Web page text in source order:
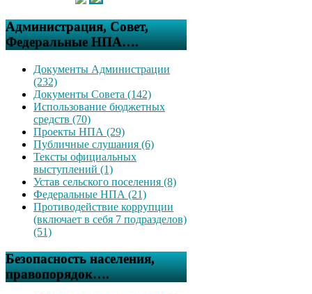
Администрация, Совет,
Федеральные НПА….
Документы Администрации
(232)
Документы Совета (142)
Использование бюджетных
средств (70)
Проекты НПА (29)
Публичные слушания (6)
Тексты официальных
выступлений (1)
Устав сельского поселения (8)
Федеральные НПА (21)
Противодействие коррупции
(включает в себя 7 подразделов)
(51)
Безопасность населения,
правопорядок….